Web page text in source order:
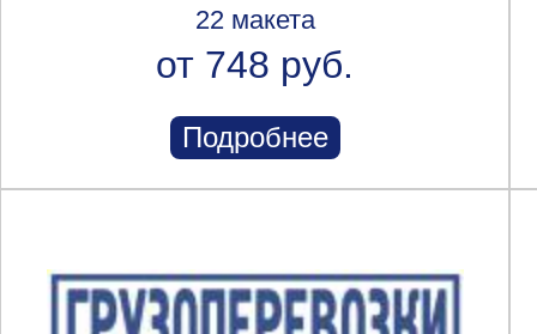
22 макета
от 748 руб.
Подробнее